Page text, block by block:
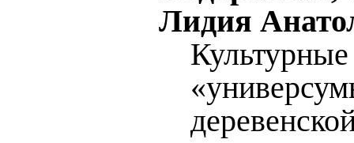
Лидия
Культурные